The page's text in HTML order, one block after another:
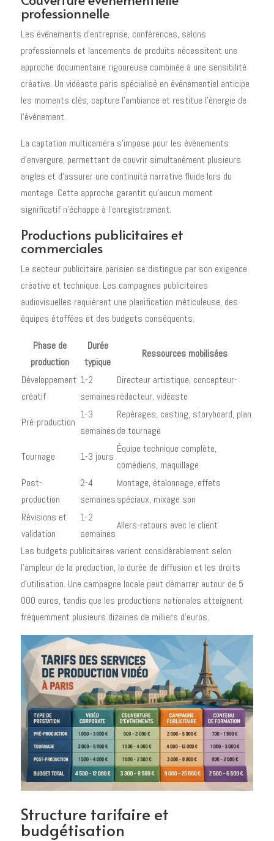
professionnelle
Les événements d'entreprise, conférences, salons
professionnels et lancements de produits nécessitent une
approche documentaire rigoureuse combinée à une sensibilité
créative. Un vidéaste paris spécialisé en événementiel anticipe
les moments clés, capture l'ambiance et restitue l'énergie de
l'événement.
La captation multicaméra s'impose pour les événements
d'envergure, permettant de couvrir simultanément plusieurs
angles et d'assurer une continuité narrative fluide lors du
montage. Cette approche garantit qu'aucun moment
significatif n'échappe à l'enregistrement.
Productions publicitaires et
commerciales
Le secteur publicitaire parisien se distingue par son exigence
créative et technique. Les campagnes publicitaires
audiovisuelles requièrent une planification méticuleuse, des
équipes étoffées et des budgets conséquents.
Phase de
production
Durée
typique
Ressources mobilisées
Développement
créatif
1-2
semaines
Directeur artistique, concepteur-
rédacteur, vidéaste
Pré-production
1-3
semaines
Repérages, casting, storyboard, plan
de tournage
Tournage
1-3 jours
Équipe technique complète,
comédiens, maquillage
Post-
production
2-4
semaines
Montage, étalonnage, effets
spéciaux, mixage son
Révisions et
validation
1-2
semaines
Allers-retours avec le client
Les budgets publicitaires varient considérablement selon
l'ampleur de la production, la durée de diffusion et les droits
d'utilisation. Une campagne locale peut démarrer autour de 5
000 euros, tandis que les productions nationales atteignent
fréquemment plusieurs dizaines de milliers d'euros.
Structure tarifaire et
budgétisation